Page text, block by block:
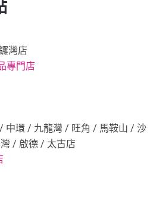
灣店
專門店
/ 中環 / 九龍灣 / 旺角 / 馬鞍山 / 沙
/ 啟德 / 太古店